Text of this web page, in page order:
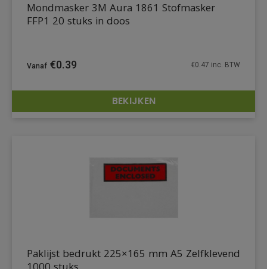
DETAILS
Mondmasker 3M Aura 1861 Stofmasker
FFP1 20 stuks in doos
€0.39 €0.47 inc. BTW
BEKIJKEN
Paklijst bedrukt 225×165 mm A5 Zelfklevend